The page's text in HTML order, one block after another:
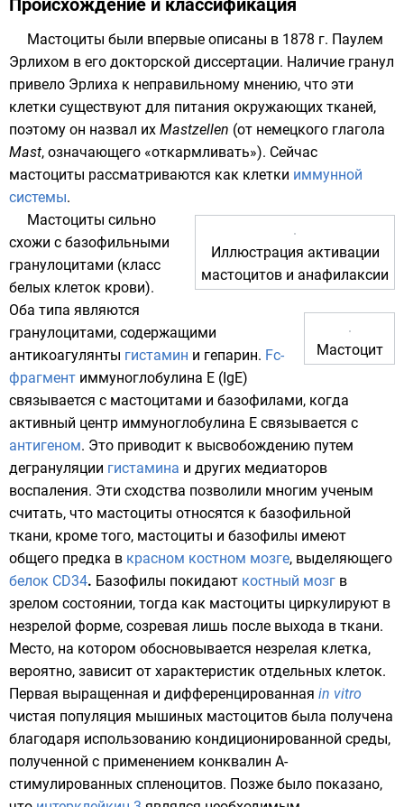
Происхождение и классификация
Мастоциты были впервые описаны в 1878 г. Паулем
Эрлихом в его докторской диссертации. Наличие гранул
привело Эрлиха к неправильному мнению, что эти
клетки существуют для питания окружающих тканей,
поэтому он назвал их Mastzellen (от немецкого глагола
Mast, означающего «откармливать»). Сейчас
мастоциты рассматриваются как клетки иммунной
системы.
Иллюстрация активации
мастоцитов и анафилаксии
Мастоцит
Мастоциты сильно
схожи с базофильными
гранулоцитами (класс
белых клеток крови).
Оба типа являются
гранулоцитами, содержащими
антикоагулянты гистамин и гепарин. Fc-
фрагмент иммуноглобулина Е (IgE)
связывается с мастоцитами и базофилами, когда
активный центр иммуноглобулина E связывается с
антигеном. Это приводит к высвобождению путем
дегрануляции гистамина и других медиаторов
воспаления. Эти сходства позволили многим ученым
считать, что мастоциты относятся к базофильной
ткани, кроме того, мастоциты и базофилы имеют
общего предка в красном костном мозге, выделяющего
белок CD34. Базофилы покидают костный мозг в
зрелом состоянии, тогда как мастоциты циркулируют в
незрелой форме, созревая лишь после выхода в ткани.
Место, на котором обосновывается незрелая клетка,
вероятно, зависит от характеристик отдельных клеток.
Первая выращенная и дифференцированная in vitro
чистая популяция мышиных мастоцитов была получена
благодаря использованию кондиционированной среды,
полученной с применением конквалин А-
стимулированных спленоцитов. Позже было показано,